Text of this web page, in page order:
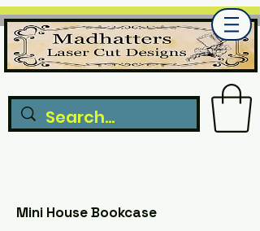
Mini House Bookcase